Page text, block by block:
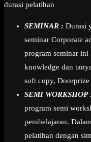
durasi pelatihan
SEMINAR : Durasi
seminar Corporate
program seminar ini
knowledge dan
soft copy,
SEMI WORKSHOP
program semi
pembelajaran.
pelatihan dengan